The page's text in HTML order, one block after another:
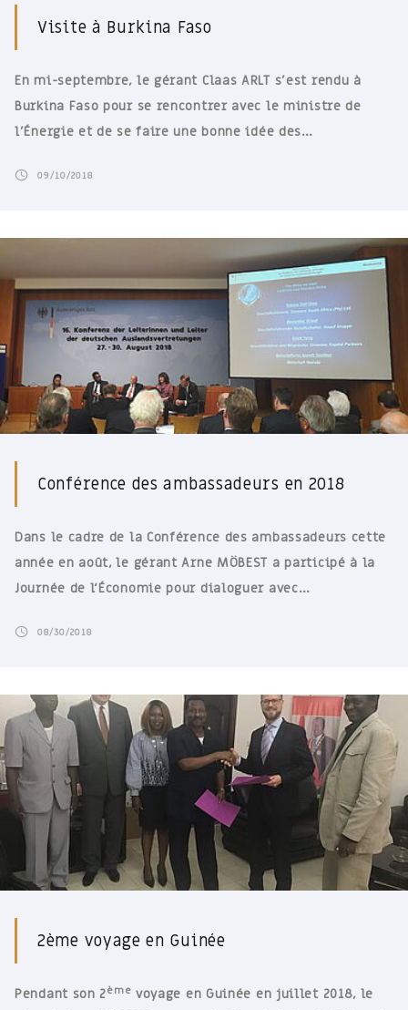
Visite à Burkina Faso
En mi-septembre, le gérant Claas ARLT s’est rendu à
Burkina Faso pour se rencontrer avec le ministre de
l’Énergie et de se faire une bonne idée des…
09/10/2018
Conférence des ambassadeurs en 2018
Dans le cadre de la Conférence des ambassadeurs cette
année en août, le gérant Arne MÖBEST a participé à la
Journée de l‘Économie pour dialoguer avec…
08/30/2018
2ème voyage en Guinée
Pendant son 2ème voyage en Guinée en juillet 2018, le